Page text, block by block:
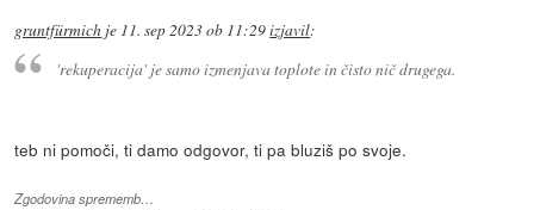
gruntfürmich je 11. sep 2023 ob 11:29izjavil:
'rekuperacija' je samo izmenjava toplote in čisto nič drugega.
teb ni pomoči, ti damo odgovor, ti pa bluziš po svoje.
Zgodovina sprememb…